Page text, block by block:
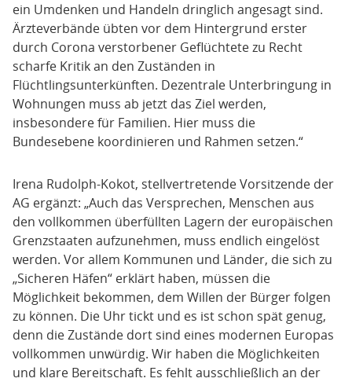
ein Umdenken und Handeln dringlich angesagt sind.
Ärzteverbände übten vor dem Hintergrund erster
durch Corona verstorbener Geflüchtete zu Recht
scharfe Kritik an den Zuständen in
Flüchtlingsunterkünften. Dezentrale Unterbringung in
Wohnungen muss ab jetzt das Ziel werden,
insbesondere für Familien. Hier muss die
Bundesebene koordinieren und Rahmen setzen.“
Irena Rudolph-Kokot, stellvertretende Vorsitzende der
AG ergänzt: „Auch das Versprechen, Menschen aus
den vollkommen überfüllten Lagern der europäischen
Grenzstaaten aufzunehmen, muss endlich eingelöst
werden. Vor allem Kommunen und Länder, die sich zu
„Sicheren Häfen“ erklärt haben, müssen die
Möglichkeit bekommen, dem Willen der Bürger folgen
zu können. Die Uhr tickt und es ist schon spät genug,
denn die Zustände dort sind eines modernen Europas
vollkommen unwürdig. Wir haben die Möglichkeiten
und klare Bereitschaft. Es fehlt ausschließlich an der